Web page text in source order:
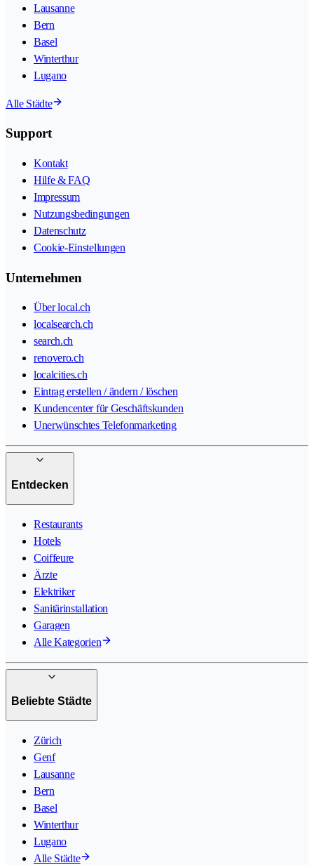
Lausanne
Bern
Basel
Winterthur
Lugano
Alle Städte
Support
Kontakt
Hilfe & FAQ
Impressum
Nutzungsbedingungen
Datenschutz
Cookie-Einstellungen
Unternehmen
Über local.ch
localsearch.ch
search.ch
renovero.ch
localcities.ch
Eintrag erstellen / ändern / löschen
Kundencenter für Geschäftskunden
Unerwünschtes Telefonmarketing
Entdecken
Restaurants
Hotels
Coiffeure
Ärzte
Elektriker
Sanitärinstallation
Garagen
Alle Kategorien
Beliebte Städte
Zürich
Genf
Lausanne
Bern
Basel
Winterthur
Lugano
Alle Städte